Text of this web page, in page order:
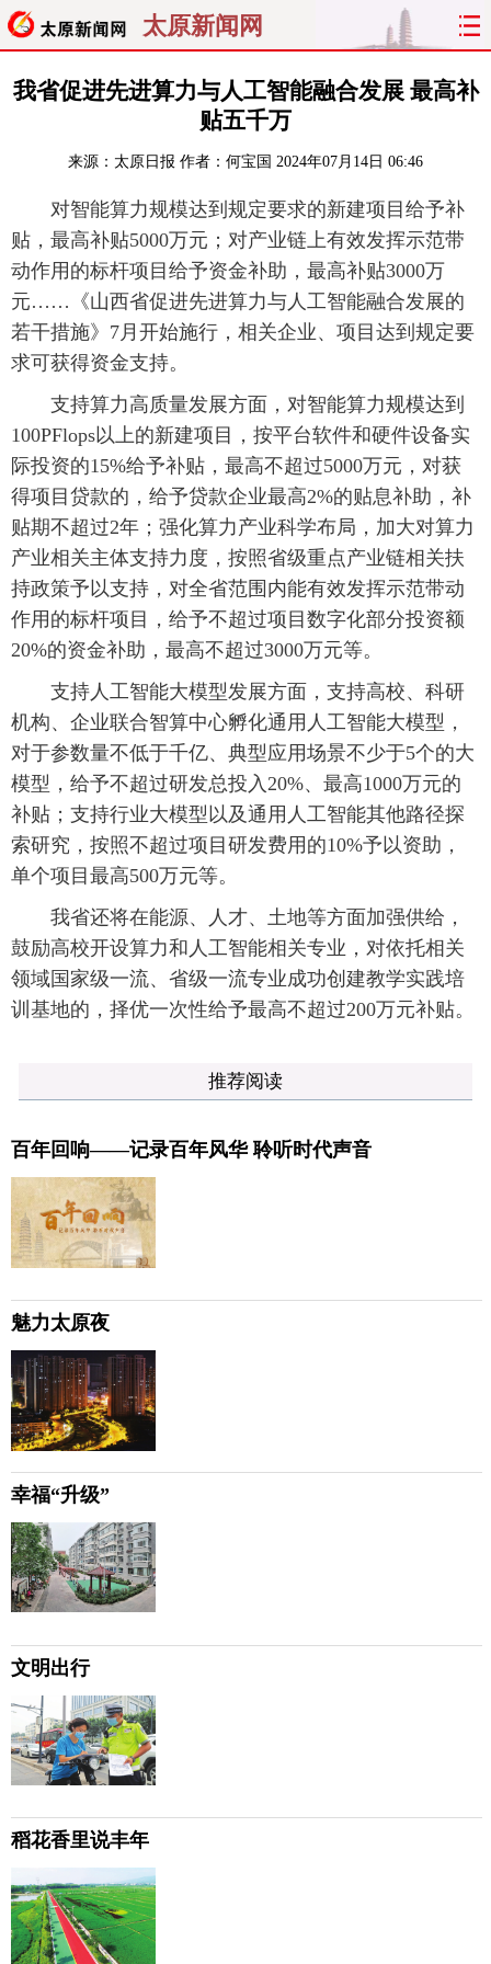
太原新闻网
首页 聚焦 太原 山西
关注
旅游 理财 政务 教育
看天下 晋月读 最太原 网罗民生
太原日报 太原晚报
我省促进先进算力与人工智能融合发展 最高补
贴五千万
来源： 太原日报 作者：何宝国 2024年07月14日 06:46
对智能算力规模达到规定要求的新建项目给予补
贴，最高补贴5000万元；对产业链上有效发挥示范带
动作用的标杆项目给予资金补助，最高补贴3000万
元……《山西省促进先进算力与人工智能融合发展的
若干措施》7月开始施行，相关企业、项目达到规定要
求可获得资金支持。
支持算力高质量发展方面，对智能算力规模达到
100PFlops以上的新建项目，按平台软件和硬件设备实
际投资的15%给予补贴，最高不超过5000万元，对获
得项目贷款的，给予贷款企业最高2%的贴息补助，补
贴期不超过2年；强化算力产业科学布局，加大对算力
产业相关主体支持力度，按照省级重点产业链相关扶
持政策予以支持，对全省范围内能有效发挥示范带动
作用的标杆项目，给予不超过项目数字化部分投资额
20%的资金补助，最高不超过3000万元等。
支持人工智能大模型发展方面，支持高校、科研
机构、企业联合智算中心孵化通用人工智能大模型，
对于参数量不低于千亿、典型应用场景不少于5个的大
模型，给予不超过研发总投入20%、最高1000万元的
补贴；支持行业大模型以及通用人工智能其他路径探
索研究，按照不超过项目研发费用的10%予以资助，
单个项目最高500万元等。
我省还将在能源、人才、土地等方面加强供给，
鼓励高校开设算力和人工智能相关专业，对依托相关
领域国家级一流、省级一流专业成功创建教学实践培
训基地的，择优一次性给予最高不超过200万元补贴。
推荐阅读
百年回响——记录百年风华 聆听时代声音
魅力太原夜
幸福“升级”
文明出行
稻花香里说丰年